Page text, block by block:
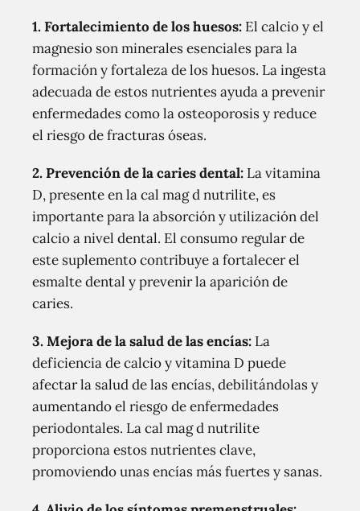
1. Fortalecimiento de los huesos: El calcio y el
magnesio son minerales esenciales para la
formación y fortaleza de los huesos. La ingesta
adecuada de estos nutrientes ayuda a prevenir
enfermedades como la osteoporosis y reduce
el riesgo de fracturas óseas.
2. Prevención de la caries dental: La vitamina
D, presente en la cal mag d nutrilite, es
importante para la absorción y utilización del
calcio a nivel dental. El consumo regular de
este suplemento contribuye a fortalecer el
esmalte dental y prevenir la aparición de
caries.
3. Mejora de la salud de las encías: La
deficiencia de calcio y vitamina D puede
afectar la salud de las encías, debilitándolas y
aumentando el riesgo de enfermedades
periodontales. La cal mag d nutrilite
proporciona estos nutrientes clave,
promoviendo unas encías más fuertes y sanas.